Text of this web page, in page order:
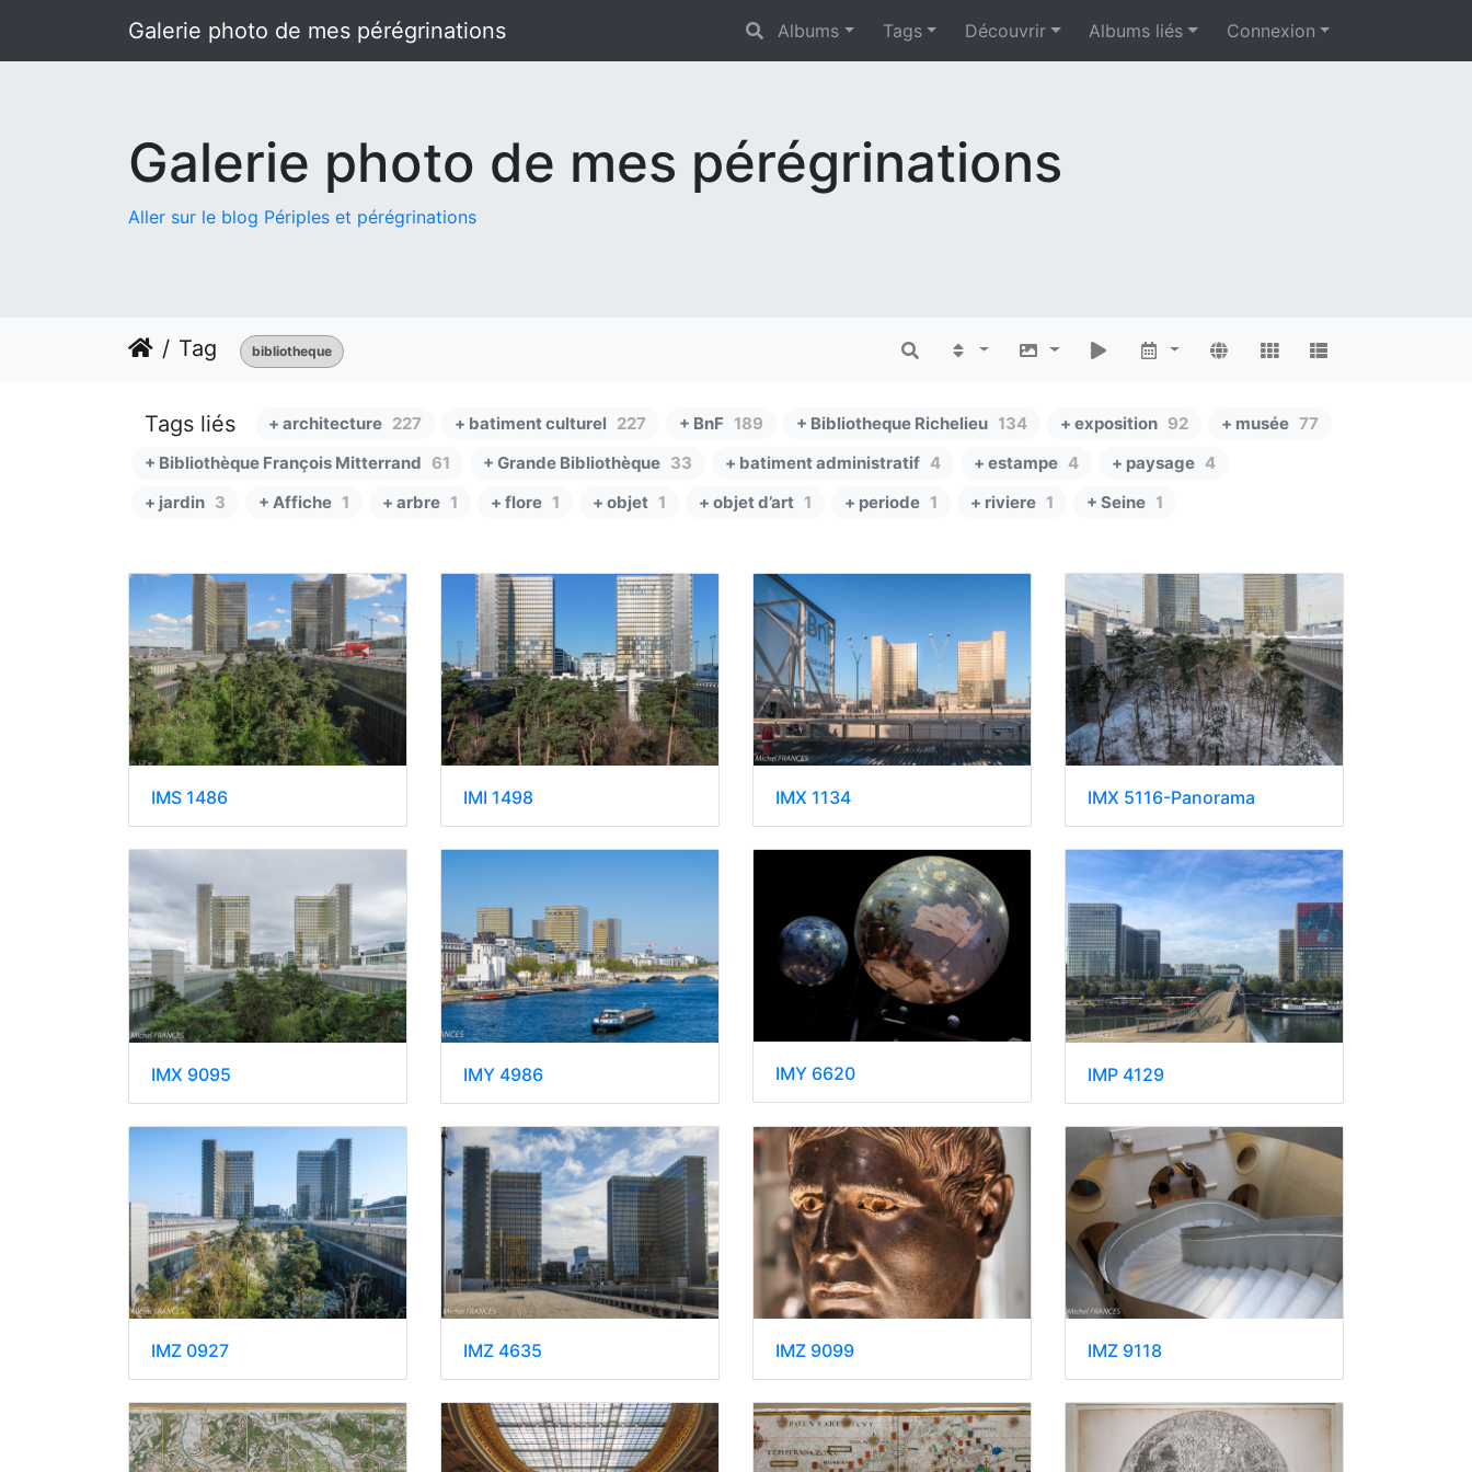
Galerie photo de mes pérégrinations Albums Tags Découvrir Albums liés Connexion
Galerie photo de mes pérégrinations
Aller sur le blog Périples et pérégrinations
Tag bibliotheque
Tags liés + architecture 227 + batiment culturel 227 + BnF 189 + Bibliotheque Richelieu 134 + exposition 92 + musée 77
+ Bibliothèque François Mitterrand 61 + Grande Bibliothèque 33 + batiment administratif 4 + estampe 4 + paysage 4
+ jardin 3 + Affiche 1 + arbre 1 + flore 1 + objet 1 + objet d’art 1 + periode 1 + riviere 1 + Seine 1
IMS 1486 IMI 1498 IMX 1134 IMX 5116-Panorama
IMX 9095 IMY 4986 IMY 6620 IMP 4129
IMZ 0927 IMZ 4635 IMZ 9099 IMZ 9118